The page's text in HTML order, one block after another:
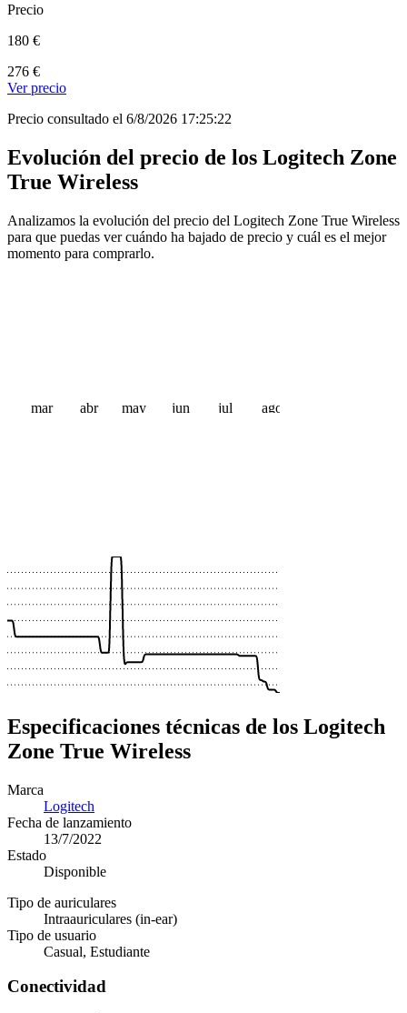
Precio
180 €
276 €
Ver precio
Precio consultado el 6/8/2026 17:25:22
Evolución del precio de los Logitech Zone
True Wireless
Analizamos la evolución del precio del Logitech Zone True Wireless
para que puedas ver cuándo ha bajado de precio y cuál es el mejor
momento para comprarlo.
mar abr may jun jul ago
Especificaciones técnicas de los Logitech
Zone True Wireless
Marca
Logitech
Fecha de lanzamiento
13/7/2022
Estado
Disponible
Tipo de auriculares
Intraauriculares (in-ear)
Tipo de usuario
Casual, Estudiante
Conectividad